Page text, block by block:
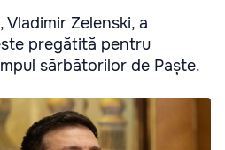
Zelenski, a
pregătită pentru
sărbătorilor de Paște.